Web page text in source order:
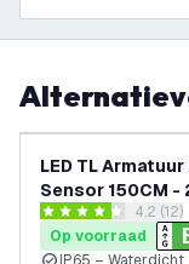
LED TL
Sensor 150CM -
4000K - IP65 -
TL
reviews
4.2 score sterren4.2 (12)
Op voorraad